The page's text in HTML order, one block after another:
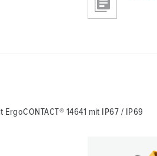
ErgoCONTACT® 14641 mit IP67 / IP69